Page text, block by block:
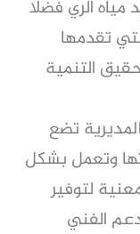
مياه الري فضلا
تقدمها
التنمية
تضع
وتعمل بشكل
لتوفير
الفني